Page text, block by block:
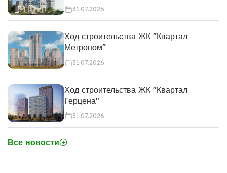
31.07.2026
Ход строительства ЖК "Квартал
Метроном"
31.07.2026
Ход строительства ЖК "Квартал
Герцена"
31.07.2026
Все новости